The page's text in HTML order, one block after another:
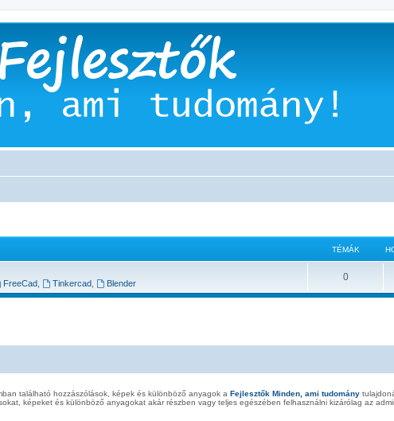
TÉMÁK
FreeCad Tinkercad Blender
0
található hozzászólások, képek és különböző anyagok a Fejlesztők Minden, ami tudomány
képeket és különböző anyagokat akár részben vagy teljes egészében felhasználni kizárólag az